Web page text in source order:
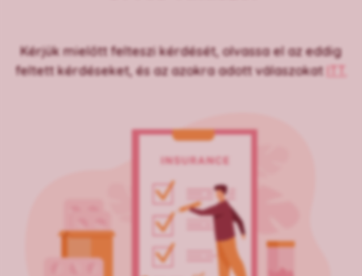
Kérjük mielőtt felteszi kérdését, olvassa el az eddig
feltett kérdéseket, és az azokra adott válaszokat